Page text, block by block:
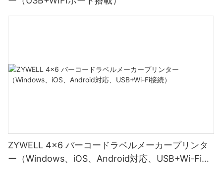
ZYWELL 4x6 バーコードラベルメーカープリンタ
ー（Windows、iOS、Android対応、USB+Wi-Fi接